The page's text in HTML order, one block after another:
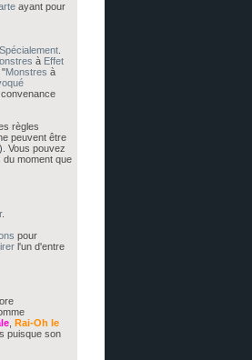
ayant pour
.
à Effet
"Monstres à
règles
peuvent être
Vous pouvez
du moment que
.
pour
l'un d'entre
,
Rai-Oh le
puisque son